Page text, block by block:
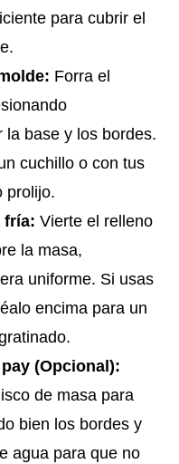
para cubrir el
Forra el
la base y los bordes.
cuchillo o con tus
prolijo.
fría: Vierte el relleno
la masa,
uniforme. Si usas
encima para un
(Opcional):
de masa para
bien los bordes y
agua para que no